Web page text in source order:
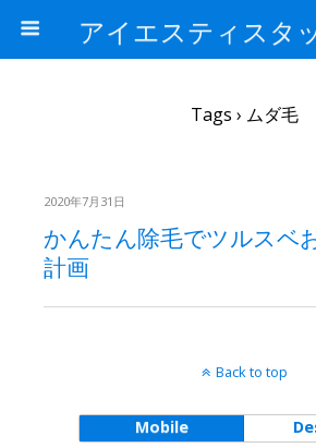
Tags › ムダ毛
2020年7月31日
かんたん除毛でツルスベ
計画
Back to top
Mobile